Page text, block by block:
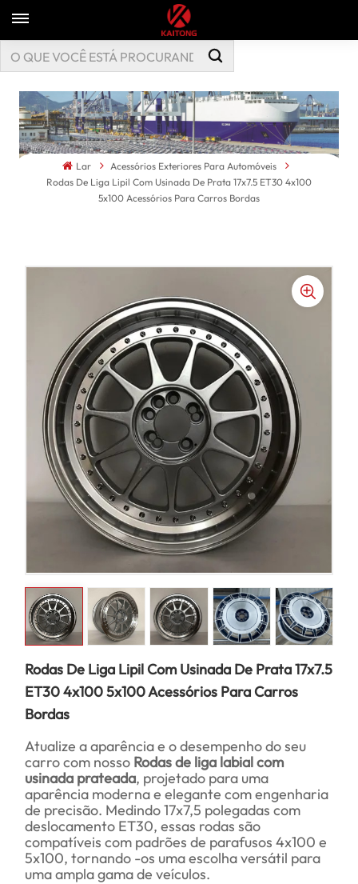
Lar
Acessórios Exteriores Para Automóveis
Rodas De Liga Lipil Com Usinada De Prata 17x7.5 ET30 4x100
5x100 Acessórios Para Carros Bordas
Rodas De Liga Lipil Com Usinada De Prata 17x7.5
ET30 4x100 5x100 Acessórios Para Carros
Bordas
Atualize a aparência e o desempenho do seu
carro com nosso Rodas de liga labial com
usinada prateada, projetado para uma
aparência moderna e elegante com engenharia
de precisão. Medindo 17x7,5 polegadas com
deslocamento ET30, essas rodas são
compatíveis com padrões de parafusos 4x100 e
5x100, tornando -os uma escolha versátil para
uma ampla gama de veículos.